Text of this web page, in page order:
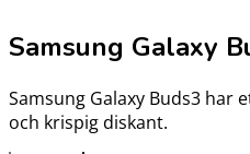
Samsung Galaxy
Samsung Galaxy Buds3 har
och krispig diskant.